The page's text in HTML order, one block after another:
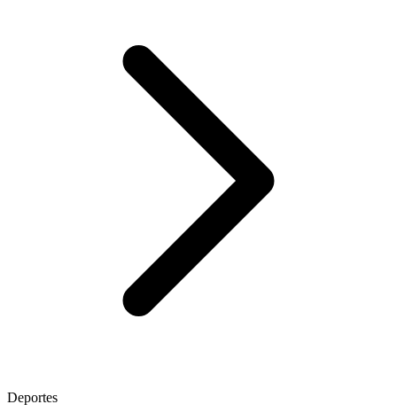
Deportes